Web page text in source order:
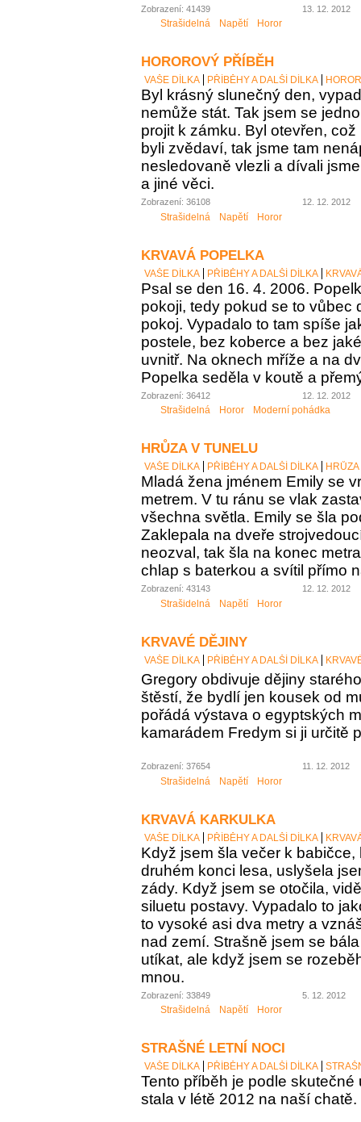
Zobrazení: 41439 13. 12. 2012
Strašidelná Napětí Horor
HOROROVÝ PŘÍBĚH
VAŠE DÍLKA PŘÍBĚHY A DALŠÍ DÍLKA
Byl krásný slunečný den,
nemůže stát. Tak jsem se
projit k zámku. Byl otevřen,
byli zvědaví, tak jsme tam
nesledovaně vlezli a dívali
a jiné věci.
Zobrazení: 36108 12. 12. 2012
Strašidelná Napětí Horor
KRVAVÁ POPELKA
VAŠE DÍLKA PŘÍBĚHY A DALŠÍ DÍLKA
Psal se den 16. 4. 2006.
pokoji, tedy pokud se to vůbec
pokoj. Vypadalo to tam spíše
postele, bez koberce a bez
uvnitř. Na oknech mříže a na
Popelka seděla v koutě a
Zobrazení: 36412 12. 12. 2012
Strašidelná Horor Moderní pohádka
HRŮZA V TUNELU
VAŠE DÍLKA PŘÍBĚHY A DALŠÍ DÍLKA
Mladá žena jménem Emily se
metrem. V tu ránu se vlak
všechna světla. Emily se šla
Zaklepala na dveře
neozval, tak šla na konec
chlap s baterkou a svítil přímo
Zobrazení: 43143 12. 12. 2012
Strašidelná Napětí Horor
KRVAVÉ DĚJINY
VAŠE DÍLKA PŘÍBĚHY A DALŠÍ DÍLKA
Gregory obdivuje dějiny
štěstí, že bydlí jen kousek od
pořádá výstava o egyptských
kamarádem Fredym si ji určitě
Zobrazení: 37654 11. 12. 2012
Strašidelná Napětí Horor
KRVAVÁ KARKULKA
VAŠE DÍLKA PŘÍBĚHY A DALŠÍ DÍLKA
Když jsem šla večer k babičce,
druhém konci lesa, uslyšela
zády. Když jsem se otočila,
siluetu postavy. Vypadalo to
to vysoké asi dva metry a
nad zemí. Strašně jsem se
utíkat, ale když jsem se
mnou.
Zobrazení: 33849 5. 12. 2012
Strašidelná Napětí Horor
STRAŠNÉ LETNÍ NOCI
VAŠE DÍLKA PŘÍBĚHY A DALŠÍ DÍLKA
Tento příběh je podle skutečné
stala v létě 2012 na naší chatě.